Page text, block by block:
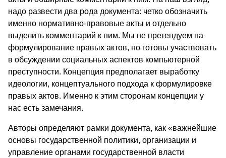
надо развести два рода документа: четко обозначить
именно нормативно-правовые акты и отдельно
выделить комментарий к ним. Мы не претендуем на
формулирование правых актов, но готовы участвовать
в обсуждении социальных аспектов компьютерной
преступности. Концепция предполагает выработку
идеологии, концептуального подхода к формулировке
правых актов. Именно к этим сторонам концепции у
нас есть замечания.
Авторы определяют рамки документа, как «важнейшие
основы государственной политики, организации и
управление органами государственной власти